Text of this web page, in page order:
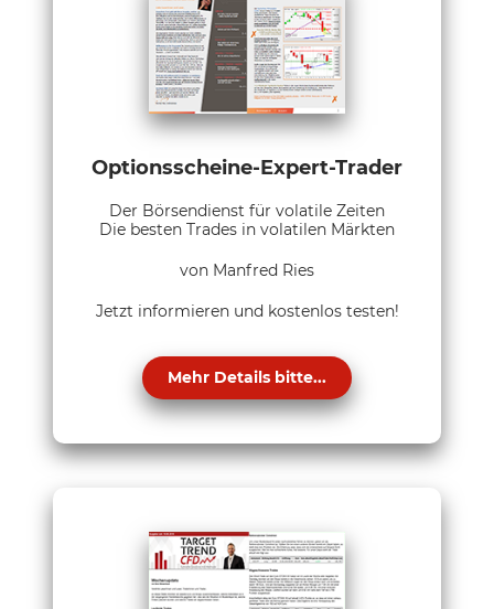
Optionsscheine-Expert-Trader
Der Börsendienst für volatile Zeiten
Die besten Trades in volatilen Märkten
von Manfred Ries
Jetzt informieren und kostenlos testen!
Mehr Details bitte...